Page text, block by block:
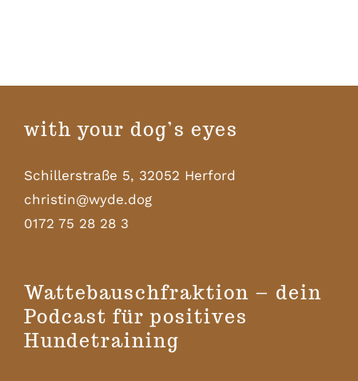
with your dog’s eyes
Schillerstraße 5, 32052 Herford
christin@wyde.dog
0172 75 28 28 3
Wattebauschfraktion – dein
Podcast für positives
Hundetraining